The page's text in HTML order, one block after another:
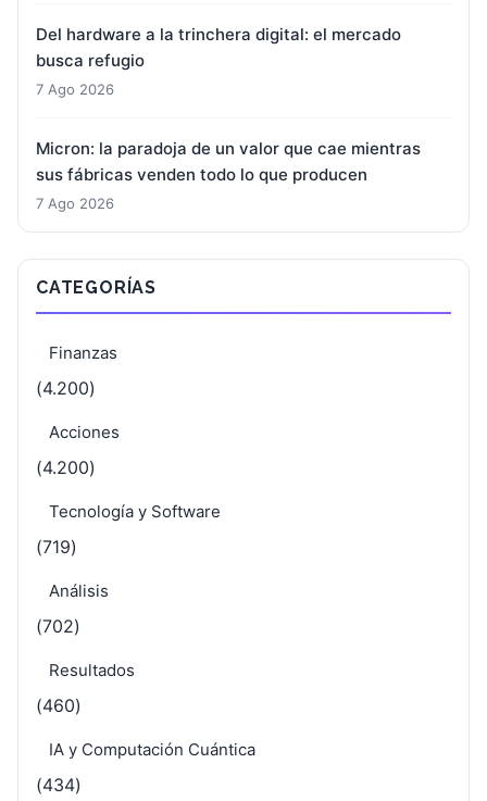
Del hardware a la trinchera digital: el mercado
busca refugio
7 Ago 2026
Micron: la paradoja de un valor que cae mientras
sus fábricas venden todo lo que producen
7 Ago 2026
CATEGORÍAS
Finanzas
(4.200)
Acciones
(4.200)
Tecnología y Software
(719)
Análisis
(702)
Resultados
(460)
IA y Computación Cuántica
(434)